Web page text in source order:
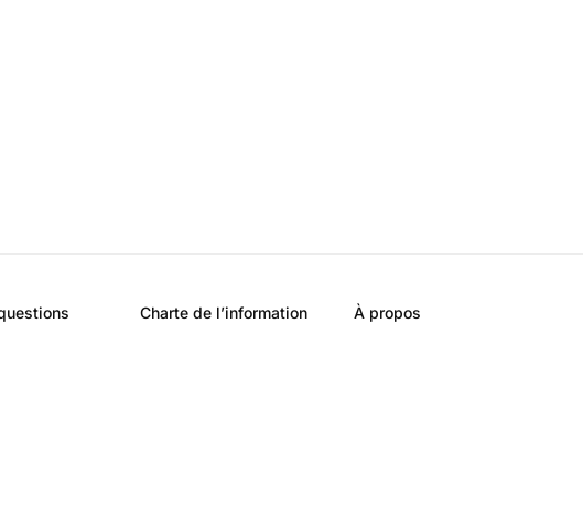
Charte de l’information À propos